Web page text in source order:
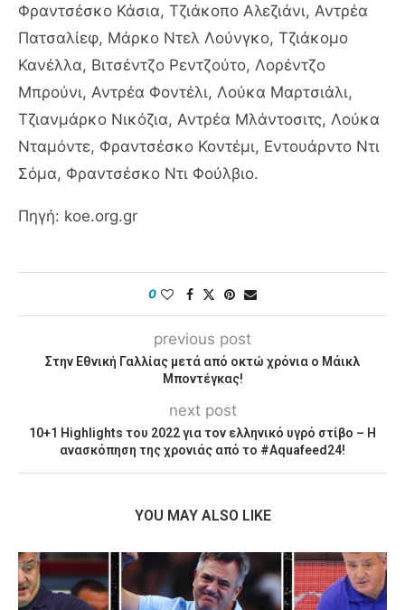
Φραντσέσκο Κάσια, Τζιάκοπο Αλεζιάνι, Αντρέα
Πατσαλίεφ, Μάρκο Ντελ Λούνγκο, Τζιάκομο
Κανέλλα, Βιτσέντζο Ρεντζούτο, Λορέντζο
Μπρούνι, Αντρέα Φοντέλι, Λούκα Μαρτσιάλι,
Τζιανμάρκο Νικόζια, Αντρέα Μλάντοσιτς, Λούκα
Νταμόντε, Φραντσέσκο Κοντέμι, Εντουάρντο Ντι
Σόμα, Φραντσέσκο Ντι Φούλβιο.
Πηγή: koe.org.gr
0
previous post
Στην Εθνική Γαλλίας μετά από οκτώ χρόνια ο Μάικλ
Μποντέγκας!
next post
10+1 Highlights του 2022 για τον ελληνικό υγρό στίβο – Η
ανασκόπηση της χρονιάς από το #Aquafeed24!
YOU MAY ALSO LIKE